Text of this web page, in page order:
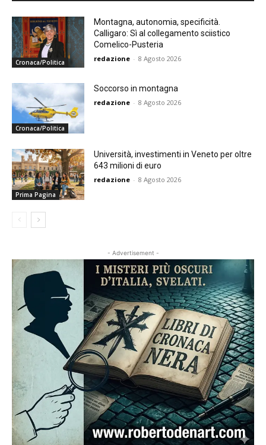
Cronaca/Politica
Montagna, autonomia, specificità.
Calligaro: Sì al collegamento sciistico
Comelico-Pusteria
redazione - 8 Agosto 2026
Cronaca/Politica
Soccorso in montagna
redazione - 8 Agosto 2026
Prima Pagina
Università, investimenti in Veneto per oltre
643 milioni di euro
redazione - 8 Agosto 2026
- Advertisement -